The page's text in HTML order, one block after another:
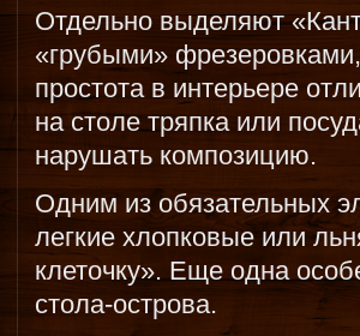
Отдельно выделяют
«грубыми»
простота в интерьере
на столе тряпка или
нарушать композицию.
Одним из обязательных
легкие хлопковые или
клеточку». Еще одна
стола-острова.